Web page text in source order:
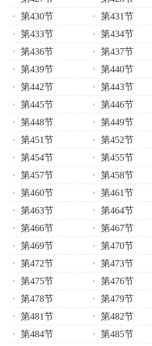
第430节
第431节
第433节
第434节
第436节
第437节
第439节
第440节
第442节
第443节
第445节
第446节
第448节
第449节
第451节
第452节
第454节
第455节
第457节
第458节
第460节
第461节
第463节
第464节
第466节
第467节
第469节
第470节
第472节
第473节
第475节
第476节
第478节
第479节
第481节
第482节
第484节
第485节